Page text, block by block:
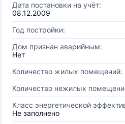
Дата постановки на учёт:
08.12.2009
Год постройки:
Дом признан аварийным:
Нет
Количество жилых помещений:
Количество нежилых
Класс энергетической
Не заполнено